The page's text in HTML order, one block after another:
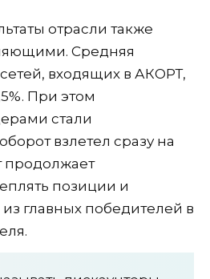
отрасли также
Средняя
входящих в АКОРТ,
При этом
стали
взлетел сразу на
продолжает
позиции и
главных победителей в